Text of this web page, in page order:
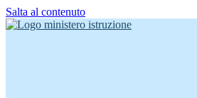
Salta al contenuto